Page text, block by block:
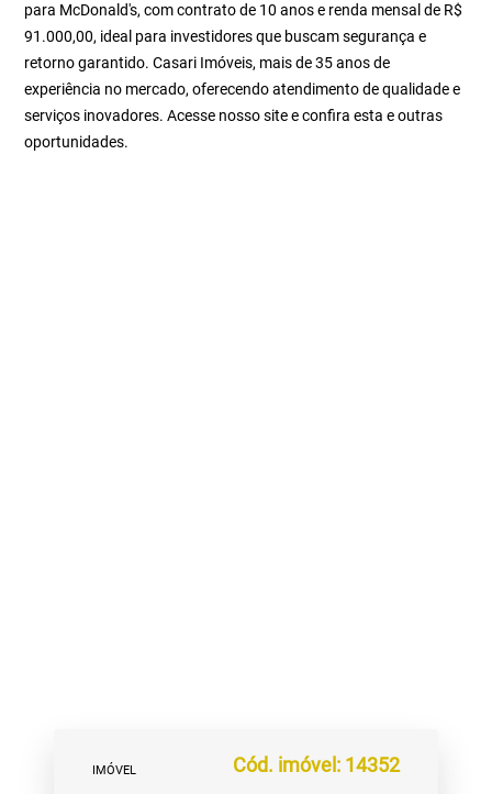
para McDonald's, com contrato de 10 anos e renda mensal de R$
91.000,00, ideal para investidores que buscam segurança e
retorno garantido. Casari Imóveis, mais de 35 anos de
experiência no mercado, oferecendo atendimento de qualidade e
serviços inovadores. Acesse nosso site e confira esta e outras
oportunidades.
IMÓVEL Cód. imóvel: 14352